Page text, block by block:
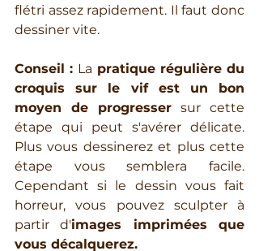
flétri assez rapidement. Il faut donc
dessiner vite.
Conseil : La pratique régulière du
croquis sur le vif est un bon
moyen de progresser sur cette
étape qui peut s'avérer délicate.
Plus vous dessinerez et plus cette
étape vous semblera facile.
Cependant si le dessin vous fait
horreur, vous pouvez sculpter à
partir d'images imprimées que
vous décalquerez.